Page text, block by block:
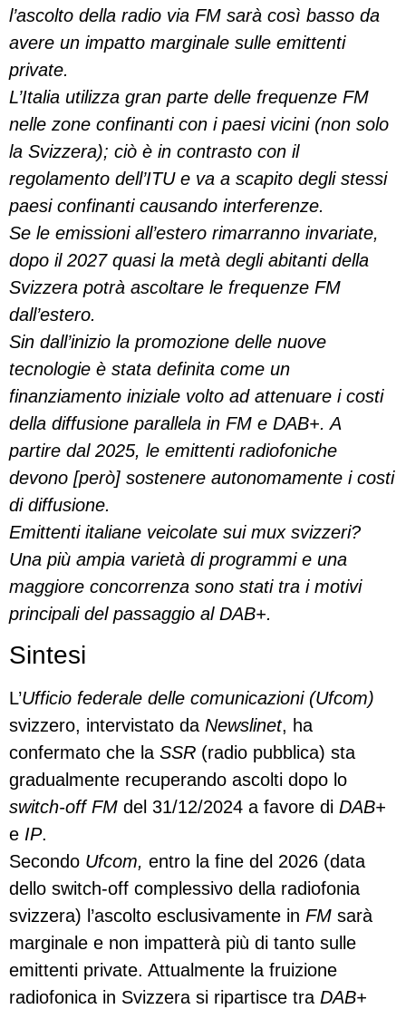
l’ascolto della radio via FM sarà così basso da
avere un impatto marginale sulle emittenti
private.
L’Italia utilizza gran parte delle frequenze FM
nelle zone confinanti con i paesi vicini (non solo
la Svizzera); ciò è in contrasto con il
regolamento dell’ITU e va a scapito degli stessi
paesi confinanti causando interferenze.
Se le emissioni all’estero rimarranno invariate,
dopo il 2027 quasi la metà degli abitanti della
Svizzera potrà ascoltare le frequenze FM
dall’estero.
Sin dall’inizio la promozione delle nuove
tecnologie è stata definita come un
finanziamento iniziale volto ad attenuare i costi
della diffusione parallela in FM e DAB+. A
partire dal 2025, le emittenti radiofoniche
devono [però] sostenere autonomamente i costi
di diffusione.
Emittenti italiane veicolate sui mux svizzeri?
Una più ampia varietà di programmi e una
maggiore concorrenza sono stati tra i motivi
principali del passaggio al DAB+.
Sintesi
L’Ufficio federale delle comunicazioni (Ufcom)
svizzero, intervistato da Newslinet, ha
confermato che la SSR (radio pubblica) sta
gradualmente recuperando ascolti dopo lo
switch-off FM del 31/12/2024 a favore di DAB+
e IP.
Secondo Ufcom, entro la fine del 2026 (data
dello switch-off complessivo della radiofonia
svizzera) l’ascolto esclusivamente in FM sarà
marginale e non impatterà più di tanto sulle
emittenti private. Attualmente la fruizione
radiofonica in Svizzera si ripartisce tra DAB+